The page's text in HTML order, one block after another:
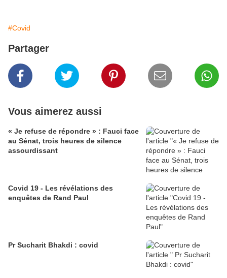
#Covid
Partager
Vous aimerez aussi
« Je refuse de répondre » : Fauci face
au Sénat, trois heures de silence
assourdissant
Covid 19 - Les révélations des
enquêtes de Rand Paul
Pr Sucharit Bhakdi : covid